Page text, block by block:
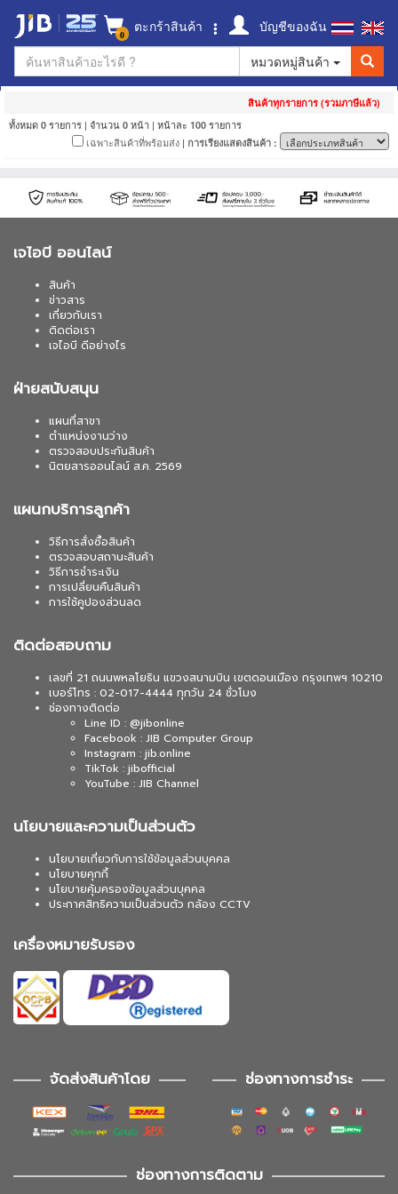
0 ตะกร้าสินค้า
บัญชีของฉัน
หมวดหมู่สินค้า
สินค้าทุกรายการ (รวมภาษีแล้ว)
ทั้งหมด 0 รายการ | จำนวน 0 หน้า | หน้าละ 100 รายการ
เฉพาะสินค้าที่พร้อมส่ง | การเรียงแสดงสินค้า :
เจไอบี ออนไลน์
สินค้า
ข่าวสาร
เกี่ยวกับเรา
ติดต่อเรา
เจไอบี ดีอย่างไร
ฝ่ายสนับสนุน
แผนที่สาขา
ตำแหน่งงานว่าง
ตรวจสอบประกันสินค้า
นิตยสารออนไลน์ ส.ค. 2569
แผนกบริการลูกค้า
วิธีการสั่งซื้อสินค้า
ตรวจสอบสถานะสินค้า
วิธีการชำระเงิน
การเปลี่ยนคืนสินค้า
การใช้คูปองส่วนลด
ติดต่อสอบถาม
เลขที่ 21 ถนนพหลโยธิน แขวงสนามบิน เขตดอนเมือง กรุงเทพฯ 10210
เบอร์โทร : 02-017-4444 ทุกวัน 24 ชั่วโมง
ช่องทางติดต่อ
Line ID : @jibonline
Facebook : JIB Computer Group
Instagram : jib.online
TikTok : jibofficial
YouTube : JIB Channel
นโยบายและความเป็นส่วนตัว
นโยบายเกี่ยวกับการใช้ข้อมูลส่วนบุคคล
นโยบายคุกกี้
นโยบายคุ้มครองข้อมูลส่วนบุคคล
ประกาศสิทธิความเป็นส่วนตัว กล้อง CCTV
เครื่องหมายรับรอง
จัดส่งสินค้าโดย ช่องทางการชำระ
ช่องทางการติดตาม